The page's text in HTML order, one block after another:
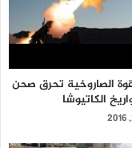
الصاروخية تحرق صحن
الكاتيوشا